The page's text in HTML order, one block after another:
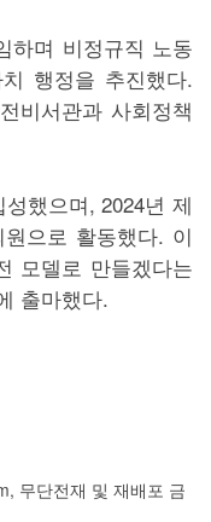
하며 비정규직 노동
행정을 추진했다.
비서관과 사회정책
했으며, 2024년 제
으로 활동했다. 이
모델로 만들겠다는
출마했다.
무단전재 및 재배포 금